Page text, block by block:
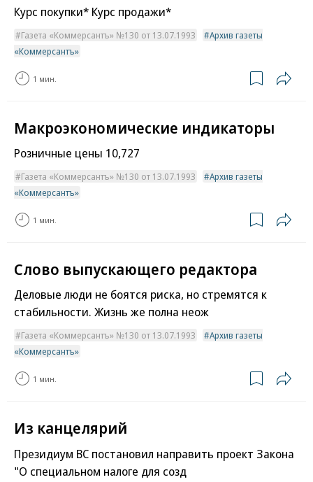
Курс покупки* Курс продажи*
Газета «Коммерсантъ» №130 от 13.07.1993
Архив газеты
«Коммерсантъ»
1 мин.
Макроэкономические индикаторы
Розничные цены 10,727
Газета «Коммерсантъ» №130 от 13.07.1993
Архив газеты
«Коммерсантъ»
1 мин.
Слово выпускающего редактора
Деловые люди не боятся риска, но стремятся к
стабильности. Жизнь же полна неож
Газета «Коммерсантъ» №130 от 13.07.1993
Архив газеты
«Коммерсантъ»
1 мин.
Из канцелярий
Президиум ВС постановил направить проект Закона
"О специальном налоге для созд